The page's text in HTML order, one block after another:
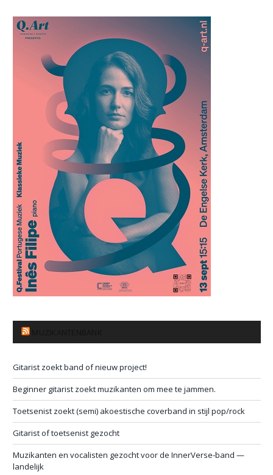
Gitarist zoekt band of nieuw project!
Beginner gitarist zoekt muzikanten om mee te jammen.
Toetsenist zoekt (semi) akoestische coverband in stijl pop/rock
Gitarist of toetsenist gezocht
Muzikanten en vocalisten gezocht voor de InnerVerse-band —
landelijk